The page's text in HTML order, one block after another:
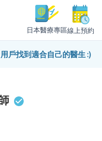
日本醫療專區線上預約
戶找到適合自己的醫生 :)